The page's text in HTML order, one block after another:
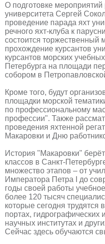
О подготовке мероприятий
университета Сергей
проведение парада яхт
речного яхт-клуба к
состоится торжественный
прохождение курсантов
курсантов морских
Петербурга на площади
собором в
Кроме того, будут
площадки морской
по профессиональному
профессии". Также
проведения яхтенной
Макаровки и Дню
История "Макаровки"
классов в Санкт-
множество этапов – от
Императора Петра I до
годы своей работы
более 120 тысяч
которые сегодня трудятся
портах, гидрографических
научных институтах и
Сейчас здесь обучаются